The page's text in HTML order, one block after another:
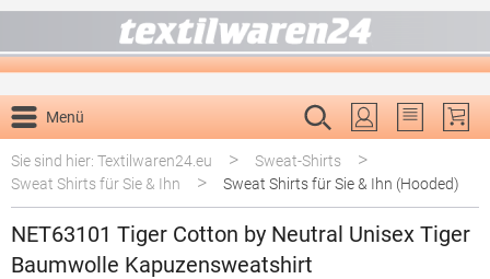
Menü
Du hast 0
Sie sind hier: Textilwaren24.eu
> Sweat-Shirts >
Sweat Shirts für Sie & Ihn > Sweat Shirts für Sie & Ihn (Hooded)
NET63101 Tiger Cotton by Neutral Unisex Tiger
Baumwolle Kapuzensweatshirt